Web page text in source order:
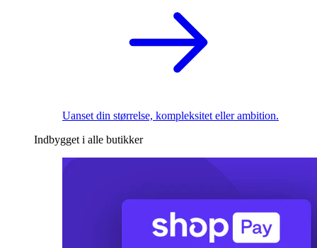
Uanset din størrelse, kompleksitet eller ambition.
Indbygget i alle butikker